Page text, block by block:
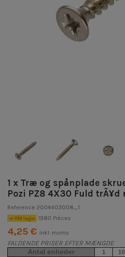
1 x Træ og spånplade
Pozi PZ8 4X30 Fuld trÃ¥d
Reference 2004403008_1
PÃ¥ lager 1980 Pièces
4,25 € inkl. moms
FALDENDE PRISER EFTER MÆNGDE
Antal enheder 1 10